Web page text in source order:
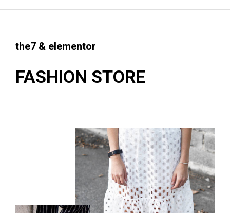
the7 & elementor
FASHION STORE